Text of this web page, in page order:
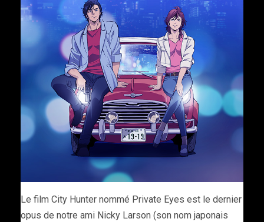
Le film City Hunter nommé Private Eyes est le dernier
opus de notre ami Nicky Larson (son nom japonais